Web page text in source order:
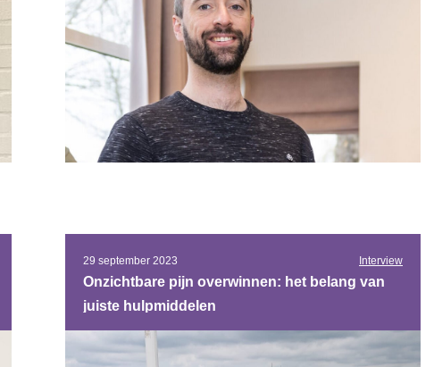
29 september 2023 Interview
Onzichtbare pijn overwinnen: het belang van
juiste hulpmiddelen